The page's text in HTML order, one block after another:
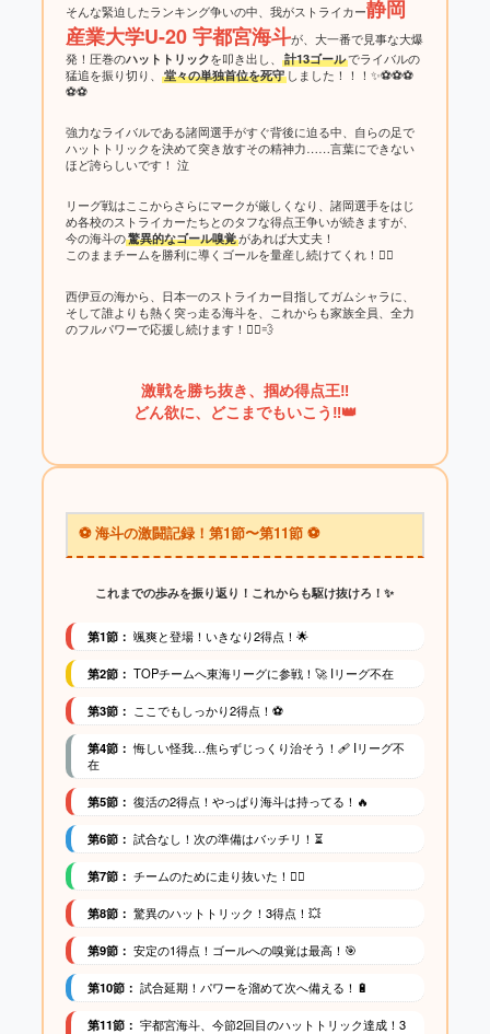
そんな緊迫したランキング争いの中、我がストライカー静岡
産業大学U-20 宇都宮海斗が、大一番で見事な大爆
発！圧巻のハットトリックを叩き出し、計13ゴールでライバルの
猛追を振り切り、堂々の単独首位を死守 しました！！！✨⚽️⚽️⚽️
⚽️⚽️
強力なライバルである諸岡選手がすぐ背後に迫る中、自らの足で
ハットトリックを決めて突き放すその精神力……言葉にできない
ほど誇らしいです！ 泣
リーグ戦はここからさらにマークが厳しくなり、諸岡選手をはじ
め各校のストライカーたちとのタフな得点王争いが続きますが、
今の海斗の驚異的なゴール嗅覚があれば大丈夫！
このままチームを勝利に導くゴールを量産し続けてくれ！❤️‍🔥
西伊豆の海から、日本一のストライカー目指してガムシャラに、
そして誰よりも熱く突っ走る海斗を、これからも家族全員、全力
のフルパワーで応援し続けます！🏃‍♂️💨
激戦を勝ち抜き、掴め得点王‼️
どん欲に、どこまでもいこう‼️👑
⚽️ 海斗の激闘記録！第1節〜第11節 ⚽️
これまでの歩みを振り返り！これからも駆け抜けろ！✨
第1節： 颯爽と登場！いきなり2得点！🌟
第2節： TOPチームへ東海リーグに参戦！🚀 Iリーグ不在
第3節： ここでもしっかり2得点！⚽️
第4節： 悔しい怪我…焦らずじっくり治そう！🩹 Iリーグ不
在
第5節： 復活の2得点！やっぱり海斗は持ってる！🔥
第6節： 試合なし！次の準備はバッチリ！⏳
第7節： チームのために走り抜いた！🏃‍♂️
第8節： 驚異のハットトリック！3得点！💥
第9節： 安定の1得点！ゴールへの嗅覚は最高！🎯
第10節： 試合延期！パワーを溜めて次へ備える！🔋
第11節： 宇都宮海斗、今節2回目のハットトリック達成！3